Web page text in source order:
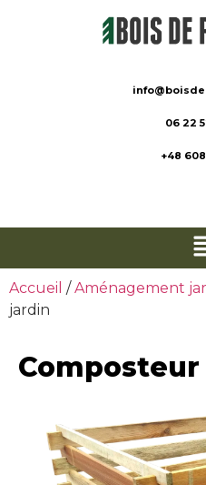
06 22
+48
Accueil /Aménagement
jardin